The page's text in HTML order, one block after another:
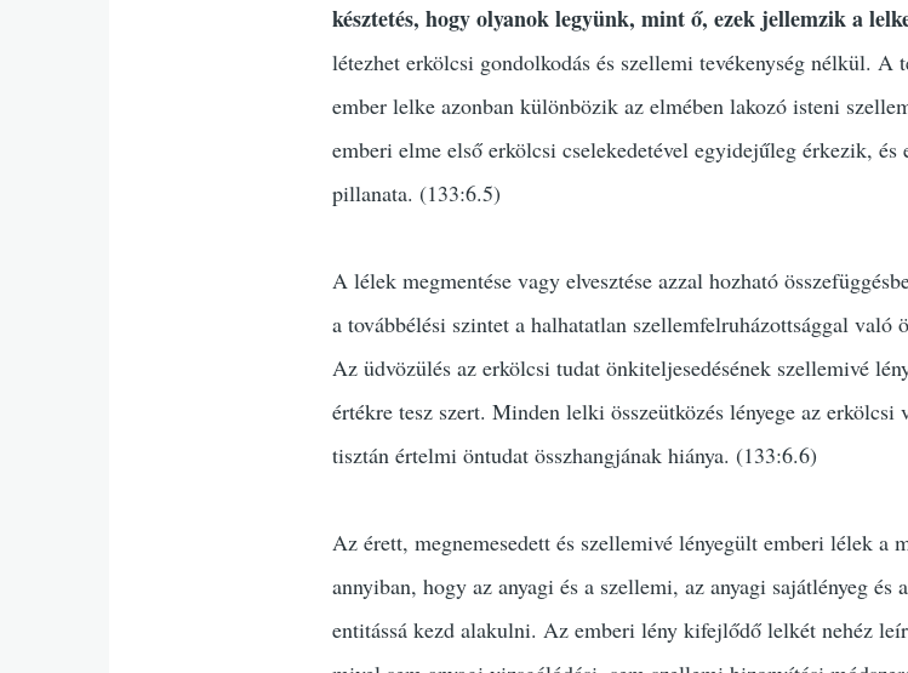
késztetés, hogy olyanok legyünk, mint ő, ezek jellemzik a
létezhet erkölcsi gondolkodás és szellemi tevékenység nélkül.
ember lelke azonban különbözik az elmében lakozó isteni
emberi elme első erkölcsi cselekedetével egyidejűleg érkezik, és
pillanata. (133:6.5)
A lélek megmentése vagy elvesztése azzal hozható
a továbbélési szintet a halhatatlan szellemfelruházottsággal való
Az üdvözülés az erkölcsi tudat önkiteljesedésének szellemivé
értékre tesz szert. Minden lelki összeütközés lényege az erkölcsi
tisztán értelmi öntudat összhangjának hiánya. (133:6.6)
Az érett, megnemesedett és szellemivé lényegült emberi lélek a
annyiban, hogy az anyagi és a szellemi, az anyagi sajátlényeg
entitássá kezd alakulni. Az emberi lény kifejlődő lelkét nehéz